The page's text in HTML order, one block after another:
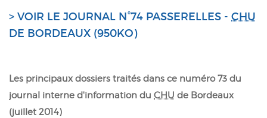
> VOIR LE JOURNAL N°74 PASSERELLES - CHU
DE BORDEAUX (950KO)
Les principaux dossiers traités dans ce numéro 73 du
journal interne d'information du CHU de Bordeaux
(juillet 2014)